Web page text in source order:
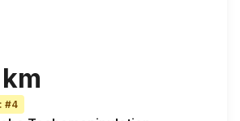
: #4